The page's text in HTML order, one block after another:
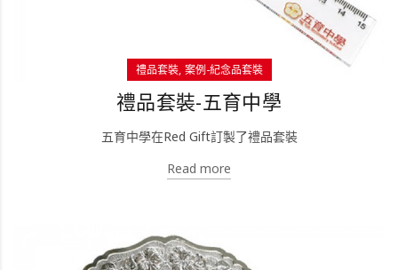
禮品套裝 案例-紀念品套裝
禮品套裝-五育中學
五育中學在Red Gift訂製了禮品套裝
Read more